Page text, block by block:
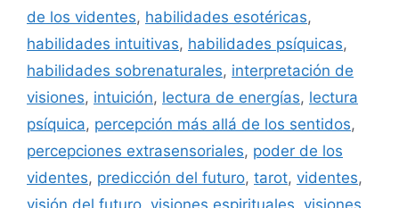
de los videntes, habilidades esotéricas,
habilidades intuitivas, habilidades psíquicas,
habilidades sobrenaturales, interpretación de
visiones, intuición, lectura de energías, lectura
psíquica, percepción más allá de los sentidos,
percepciones extrasensoriales, poder de los
videntes, predicción del futuro, tarot, videntes,
visión del futuro, visiones espirituales, visiones